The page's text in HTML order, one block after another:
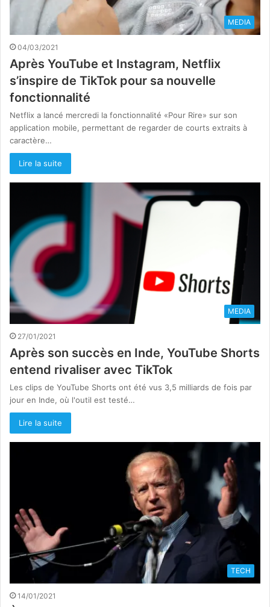
MEDIA
04/03/2021
Après YouTube et Instagram, Netflix
s’inspire de TikTok pour sa nouvelle
fonctionnalité
Netflix a lancé mercredi la fonctionnalité «Pour Rire» sur son
application mobile, permettant de regarder de courts extraits à
caractère…
Lire la suite
MEDIA
27/01/2021
Après son succès en Inde, YouTube Shorts
entend rivaliser avec TikTok
Les clips de YouTube Shorts ont été vus 3,5 milliards de fois par
jour en Inde, où l'outil est testé…
Lire la suite
TECH
14/01/2021